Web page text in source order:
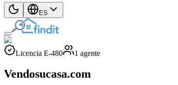
ES
Licencia E-480 1 agente
Vendosucasa.com